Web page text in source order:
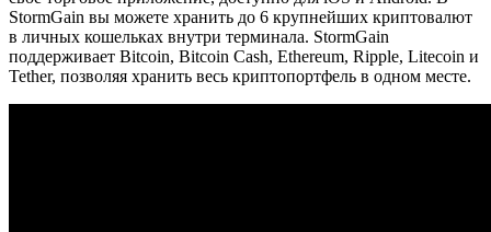
StormGain вы можете хранить до 6 крупнейших криптовалют
в личных кошельках внутри терминала. StormGain
поддерживает Bitcoin, Bitcoin Cash, Ethereum, Ripple, Litecoin и
Tether, позволяя хранить весь криптопортфель в одном месте.